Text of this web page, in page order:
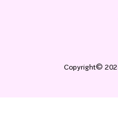
Copyright©